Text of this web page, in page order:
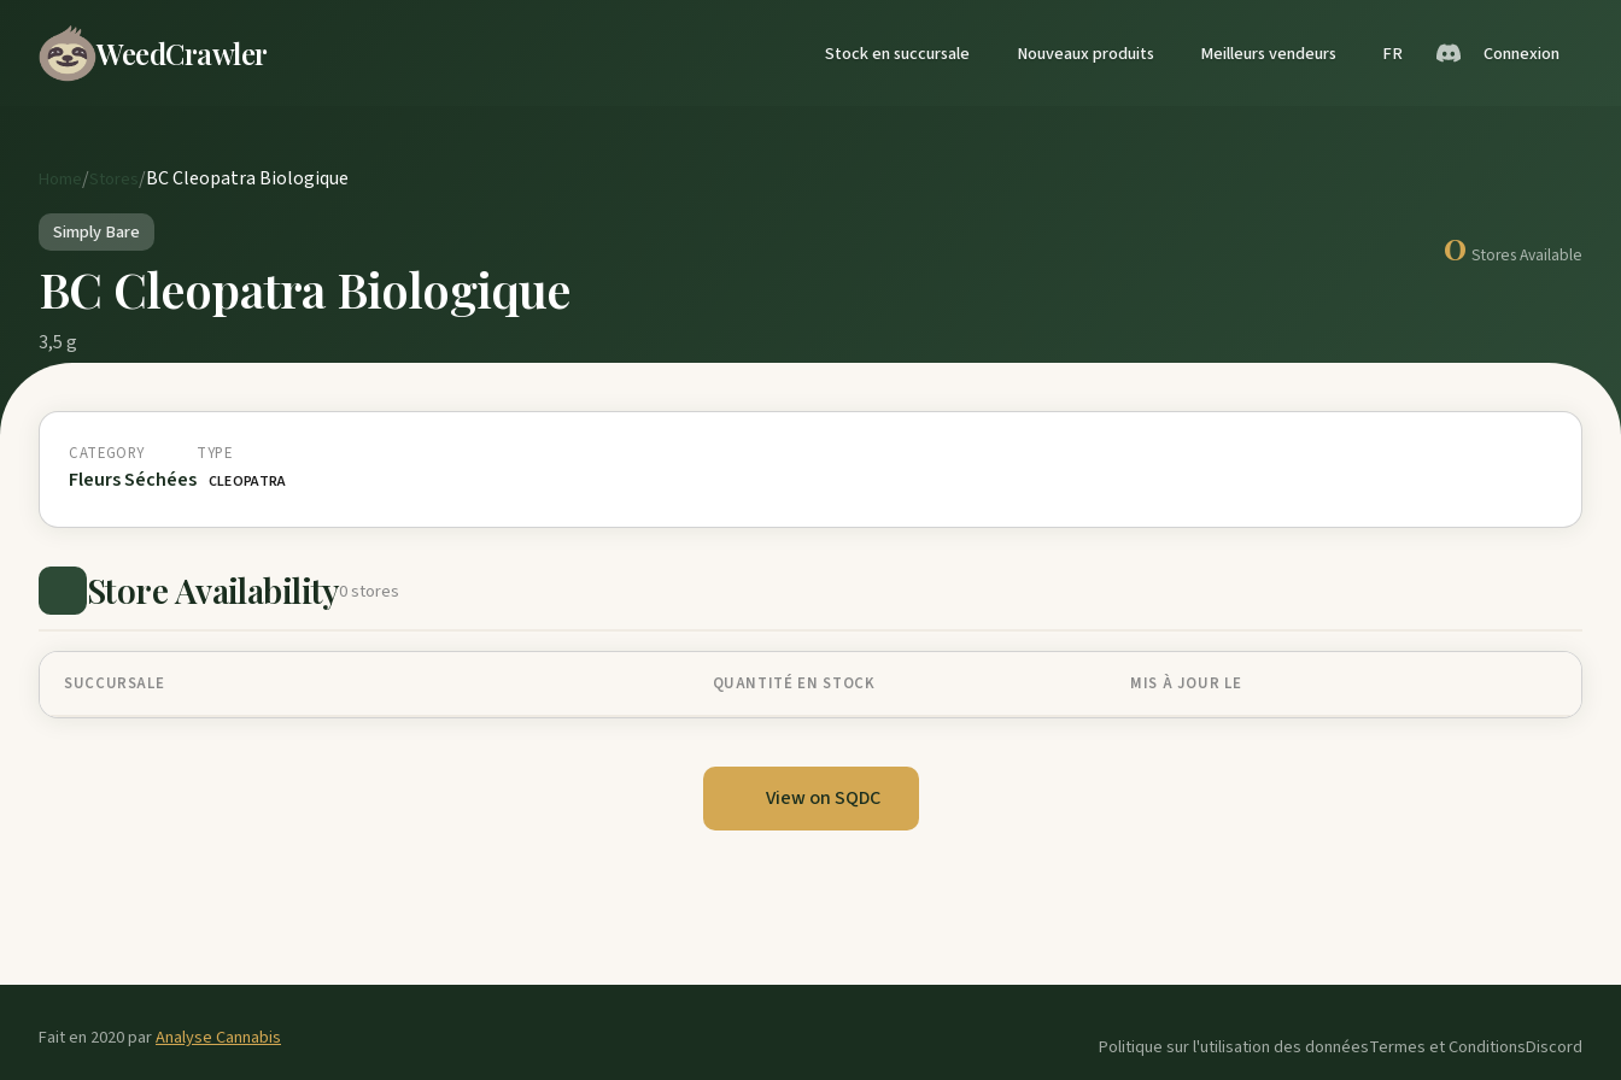
WeedCrawler Stock en succursale Nouveaux produits Meilleurs vendeurs FR Connexion
Home/Stores/BC Cleopatra Biologique
Simply Bare
BC Cleopatra Biologique
3,5 g
0 Stores Available
CATEGORY
Fleurs Séchées
TYPE
CLEOPATRA
Store Availability0 stores
SUCCURSALE QUANTITÉ EN STOCK MIS À JOUR LE
View on SQDC
Fait en 2020 parAnalyse Cannabis Politique sur l'utilisation des donnéesTermes et ConditionsDiscord